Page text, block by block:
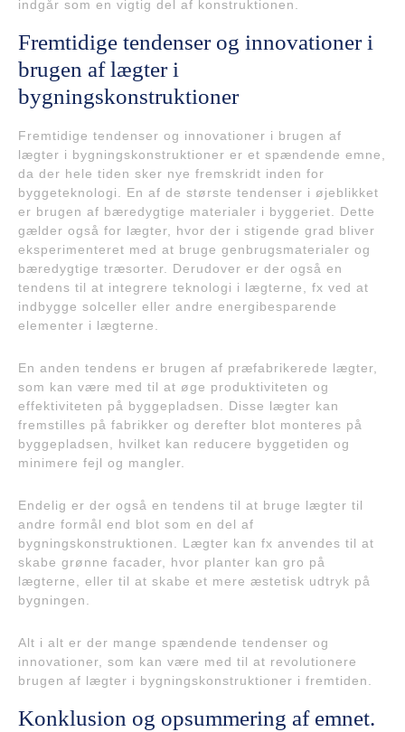
indgår som en vigtig del af konstruktionen.
Fremtidige tendenser og innovationer i
brugen af lægter i
bygningskonstruktioner
Fremtidige tendenser og innovationer i brugen af
lægter i bygningskonstruktioner er et spændende emne,
da der hele tiden sker nye fremskridt inden for
byggeteknologi. En af de største tendenser i øjeblikket
er brugen af bæredygtige materialer i byggeriet. Dette
gælder også for lægter, hvor der i stigende grad bliver
eksperimenteret med at bruge genbrugsmaterialer og
bæredygtige træsorter. Derudover er der også en
tendens til at integrere teknologi i lægterne, fx ved at
indbygge solceller eller andre energibesparende
elementer i lægterne.
En anden tendens er brugen af præfabrikerede lægter,
som kan være med til at øge produktiviteten og
effektiviteten på byggepladsen. Disse lægter kan
fremstilles på fabrikker og derefter blot monteres på
byggepladsen, hvilket kan reducere byggetiden og
minimere fejl og mangler.
Endelig er der også en tendens til at bruge lægter til
andre formål end blot som en del af
bygningskonstruktionen. Lægter kan fx anvendes til at
skabe grønne facader, hvor planter kan gro på
lægterne, eller til at skabe et mere æstetisk udtryk på
bygningen.
Alt i alt er der mange spændende tendenser og
innovationer, som kan være med til at revolutionere
brugen af lægter i bygningskonstruktioner i fremtiden.
Konklusion og opsummering af emnet.